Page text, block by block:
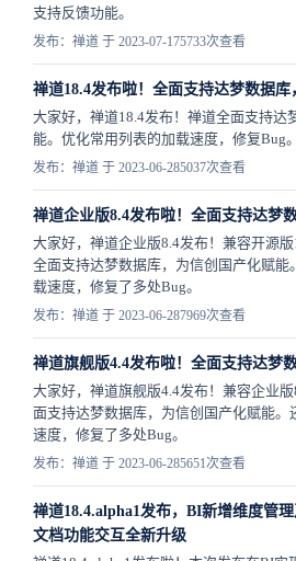
支持反馈功能。
发布：禅道 于 2023-07-175733次查看
禅道18.4发布啦！全面支持达梦数据库
大家好，禅道18.4发布！禅道全面支持达
能。优化常用列表的加载速度，修复Bug。
发布：禅道 于 2023-06-285037次查看
禅道企业版8.4发布啦！全面支持达梦
大家好，禅道企业版8.4发布！兼容开源
全面支持达梦数据库，为信创国产化赋能
载速度，修复了多处Bug。
发布：禅道 于 2023-06-287969次查看
禅道旗舰版4.4发布啦！全面支持达梦
大家好，禅道旗舰版4.4发布！兼容企业
面支持达梦数据库，为信创国产化赋能。
速度，修复了多处Bug。
发布：禅道 于 2023-06-285651次查看
禅道18.4.alpha1发布，BI新增维度管
文档功能交互全新升级